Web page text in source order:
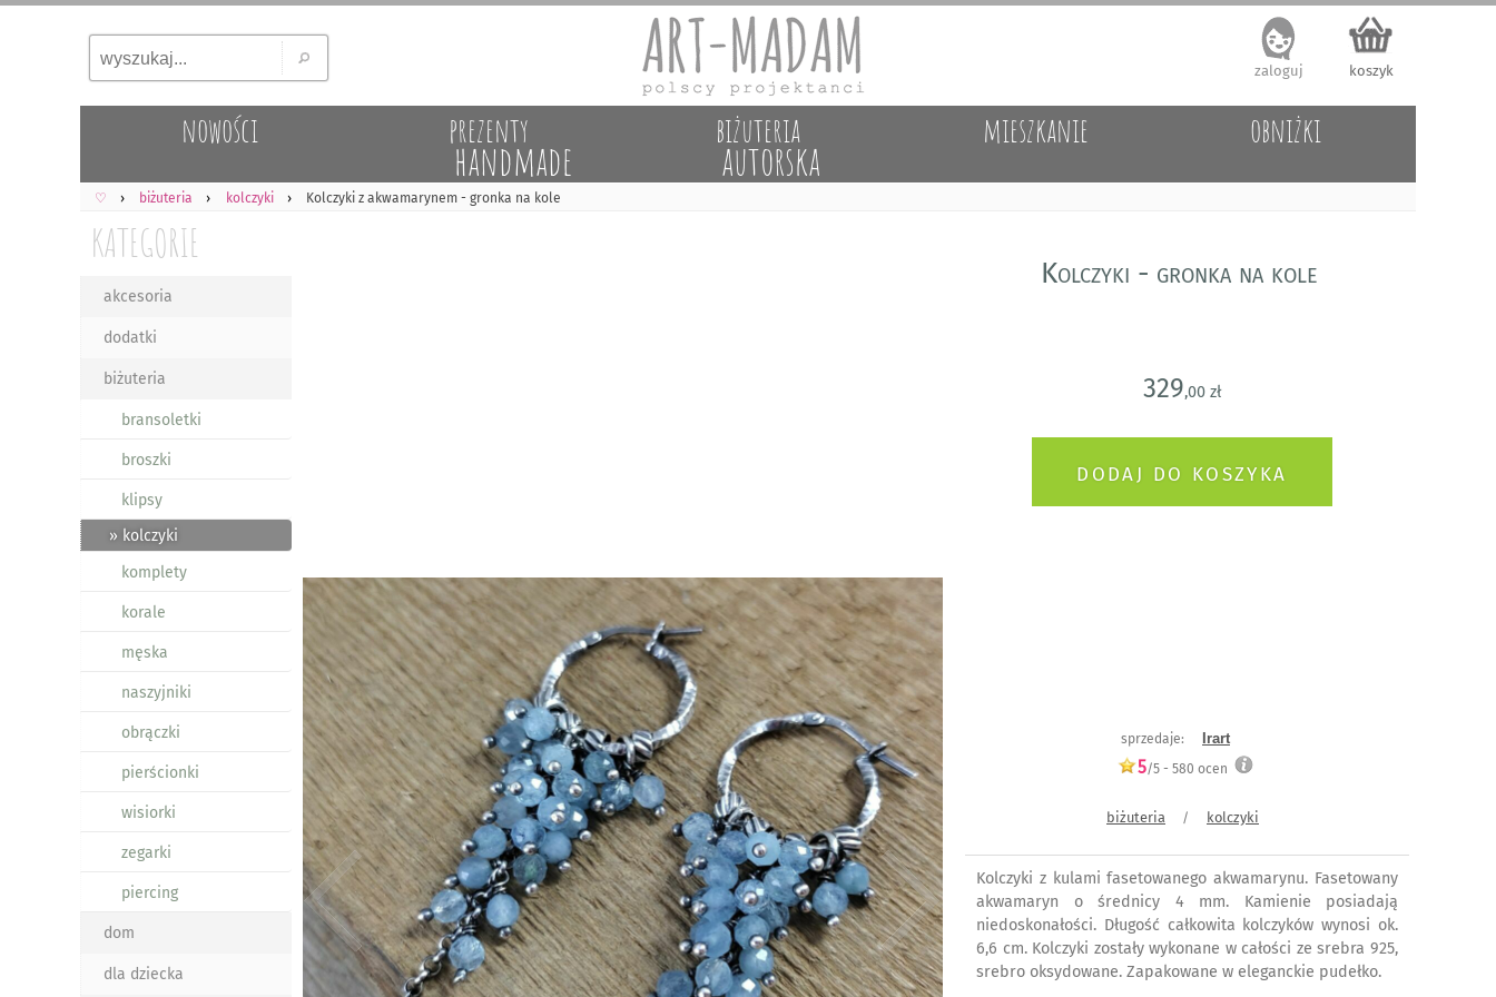
koszyk
zaloguj
nowości prezenty
handmade
biżuteria
autorska
mieszkanie obniżki
♡ biżuteria kolczyki Kolczyki z akwamarynem - gronka na kole
KATEGORIE
akcesoria
dodatki
biżuteria
bransoletki
broszki
klipsy
» kolczyki
komplety
korale
męska
naszyjniki
obrączki
pierścionki
wisiorki
zegarki
piercing
dom
dla dziecka
Kolczyki - gronka na kole
329,00 zł
sprzedaje: Irart
5/5 - 580 ocen
biżuteria / kolczyki
Kolczyki z kulami fasetowanego akwamarynu. Fasetowany
akwamaryn o średnicy 4 mm. Kamienie posiadają
niedoskonałości. Długość całkowita kolczyków wynosi ok.
6,6 cm. Kolczyki zostały wykonane w całości ze srebra 925,
srebro oksydowane. Zapakowane w eleganckie pudełko.